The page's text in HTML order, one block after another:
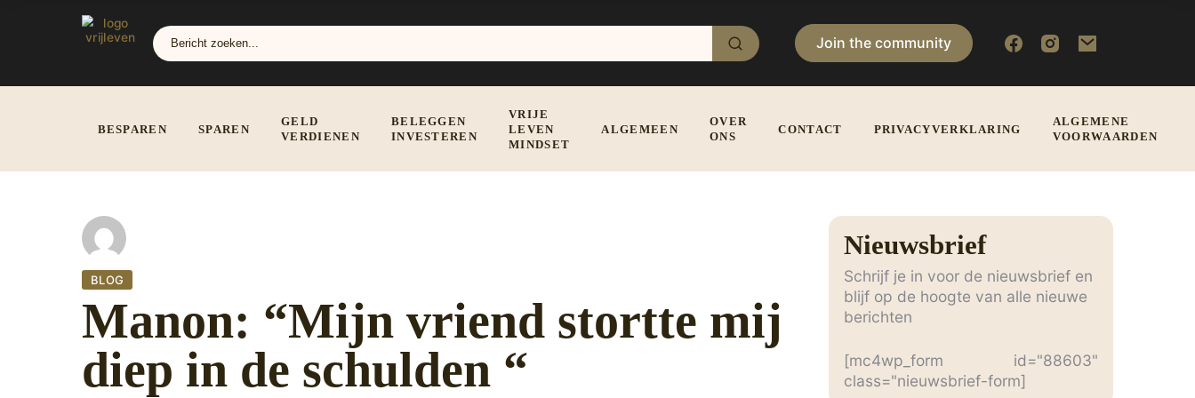
Join the community
BESPAREN SPAREN
GELD
VERDIENEN
BELEGGEN
INVESTEREN
VRIJE
LEVEN
MINDSET
ALGEMEEN
OVER
ONS
CONTACT PRIVACYVERKLARING
ALGEMENE
VOORWAARDEN
BLOG
Manon: “Mijn vriend stortte mij
diep in de schulden “
Nieuwsbrief
Schrijf je in voor de nieuwsbrief en
blijf op de hoogte van alle nieuwe
berichten
[mc4wp_form id="88603"
class="nieuwsbrief-form]